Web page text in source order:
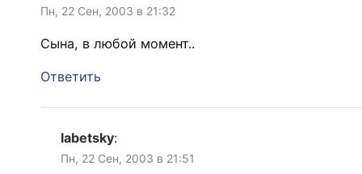
Пн, 22 Сен, 2003 в 21:32
Сына, в любой момент..
Ответить
labetsky:
Пн, 22 Сен, 2003 в 21:51